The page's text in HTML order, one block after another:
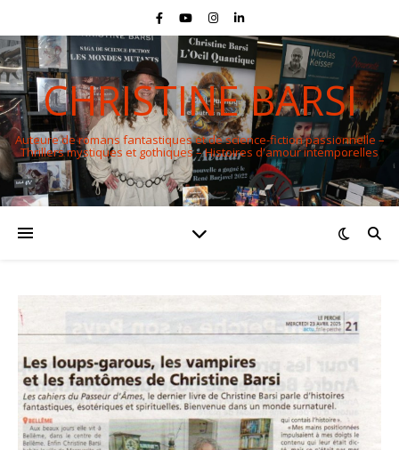
CHRISTINE BARSI
Auteure de romans fantastiques et de science-fiction passionnelle –
Thrillers mystiques et gothiques – Histoires d'amour intemporelles